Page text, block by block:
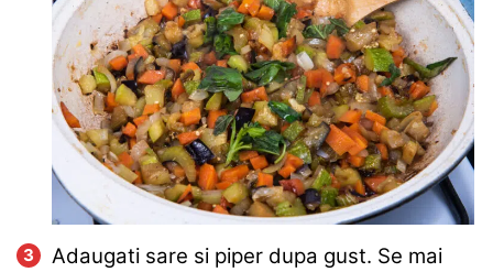
Adaugati sare si piper dupa gust. Se mai